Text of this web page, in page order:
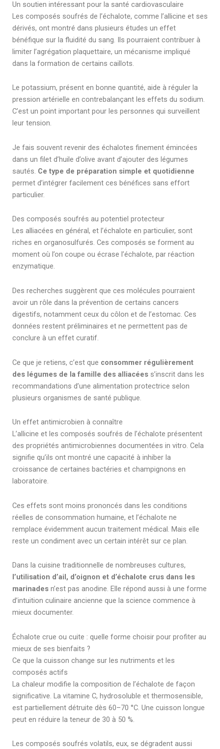
Un soutien intéressant pour la santé cardiovasculaire
Les composés soufrés de l’échalote, comme l’allicine et ses
dérivés, ont montré dans plusieurs études un effet
bénéfique sur la fluidité du sang. Ils pourraient contribuer à
limiter l’agrégation plaquettaire, un mécanisme impliqué
dans la formation de certains caillots.
Le potassium, présent en bonne quantité, aide à réguler la
pression artérielle en contrebalançant les effets du sodium.
C’est un point important pour les personnes qui surveillent
leur tension.
Je fais souvent revenir des échalotes finement émincées
dans un filet d’huile d’olive avant d’ajouter des légumes
sautés. Ce type de préparation simple et quotidienne
permet d’intégrer facilement ces bénéfices sans effort
particulier.
Des composés soufrés au potentiel protecteur
Les alliacées en général, et l’échalote en particulier, sont
riches en organosulfurés. Ces composés se forment au
moment où l’on coupe ou écrase l’échalote, par réaction
enzymatique.
Des recherches suggèrent que ces molécules pourraient
avoir un rôle dans la prévention de certains cancers
digestifs, notamment ceux du côlon et de l’estomac. Ces
données restent préliminaires et ne permettent pas de
conclure à un effet curatif.
Ce que je retiens, c’est que consommer régulièrement
des légumes de la famille des alliacéess’inscrit dans les
recommandations d’une alimentation protectrice selon
plusieurs organismes de santé publique.
Un effet antimicrobien à connaître
L’allicine et les composés soufrés de l’échalote présentent
des propriétés antimicrobiennes documentées in vitro. Cela
signifie qu’ils ont montré une capacité à inhiber la
croissance de certaines bactéries et champignons en
laboratoire.
Ces effets sont moins prononcés dans les conditions
réelles de consommation humaine, et l’échalote ne
remplace évidemment aucun traitement médical. Mais elle
reste un condiment avec un certain intérêt sur ce plan.
Dans la cuisine traditionnelle de nombreuses cultures,
l’utilisation d’ail, d’oignon et d’échalote crus dans les
marinadesn’est pas anodine. Elle répond aussi à une forme
d’intuition culinaire ancienne que la science commence à
mieux documenter.
Échalote crue ou cuite : quelle forme choisir pour profiter au
mieux de ses bienfaits ?
Ce que la cuisson change sur les nutriments et les
composés actifs
La chaleur modifie la composition de l’échalote de façon
significative. La vitamine C, hydrosoluble et thermosensible,
est partiellement détruite dès 60–70 °C. Une cuisson longue
peut en réduire la teneur de 30 à 50 %.
Les composés soufrés volatils, eux, se dégradent aussi